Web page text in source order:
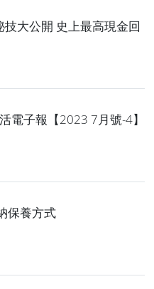
大公開 史上最高現金回
電子報【2023 7月號-4】
保養方式